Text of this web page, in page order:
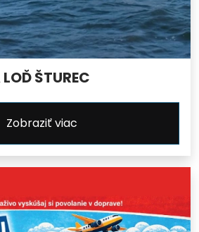
ŠTUREC
Zobraziť viac